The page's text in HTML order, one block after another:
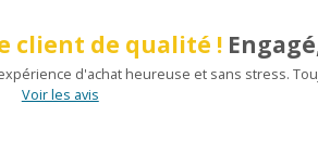
client de qualité !
d'achat heureuse et sans stress.
Voir les avis